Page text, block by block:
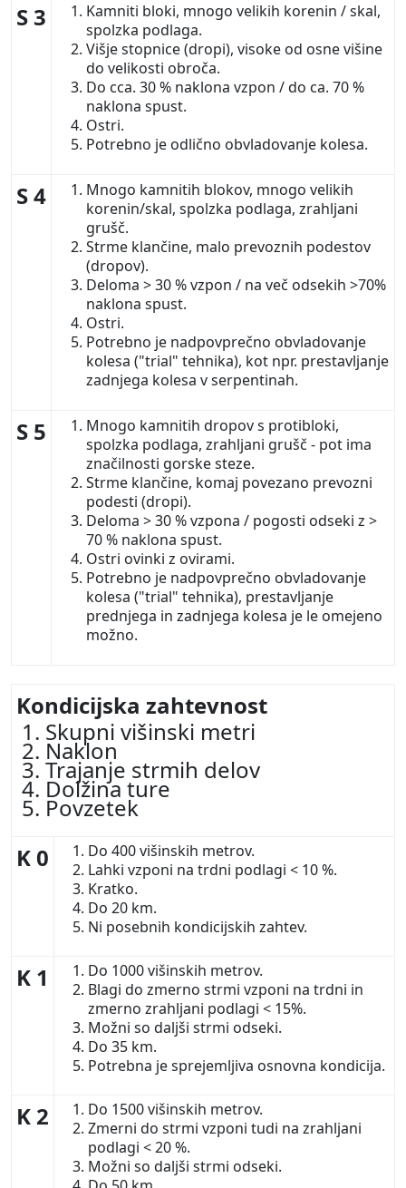
S 3
Kamniti bloki, mnogo velikih korenin / skal,
spolzka podlaga.
Višje stopnice (dropi), visoke od osne višine
do velikosti obroča.
Do cca. 30 % naklona vzpon / do ca. 70 %
naklona spust.
Ostri.
Potrebno je odlično obvladovanje kolesa.
S 4
Mnogo kamnitih blokov, mnogo velikih
korenin/skal, spolzka podlaga, zrahljani
grušč.
Strme klančine, malo prevoznih podestov
(dropov).
Deloma > 30 % vzpon / na več odsekih >70%
naklona spust.
Ostri.
Potrebno je nadpovprečno obvladovanje
kolesa ("trial" tehnika), kot npr. prestavljanje
zadnjega kolesa v serpentinah.
S 5
Mnogo kamnitih dropov s protibloki,
spolzka podlaga, zrahljani grušč - pot ima
značilnosti gorske steze.
Strme klančine, komaj povezano prevozni
podesti (dropi).
Deloma > 30 % vzpona / pogosti odseki z >
70 % naklona spust.
Ostri ovinki z ovirami.
Potrebno je nadpovprečno obvladovanje
kolesa ("trial" tehnika), prestavljanje
prednjega in zadnjega kolesa je le omejeno
možno.
Kondicijska zahtevnost
Skupni višinski metri
Naklon
Trajanje strmih delov
Dolžina ture
Povzetek
K 0
Do 400 višinskih metrov.
Lahki vzponi na trdni podlagi < 10 %.
Kratko.
Do 20 km.
Ni posebnih kondicijskih zahtev.
K 1
Do 1000 višinskih metrov.
Blagi do zmerno strmi vzponi na trdni in
zmerno zrahljani podlagi < 15%.
Možni so daljši strmi odseki.
Do 35 km.
Potrebna je sprejemljiva osnovna kondicija.
K 2
Do 1500 višinskih metrov.
Zmerni do strmi vzponi tudi na zrahljani
podlagi < 20 %.
Možni so daljši strmi odseki.